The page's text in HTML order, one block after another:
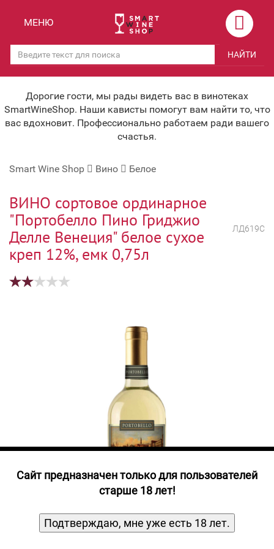
Скидки
Мероприятия
Корпоративным клиентам
Под заказ
Бонусная система
Наша команда
关于我们
Вино крепленое
Вино игристое и Шампанское
Вино безалкогольное
Бренди, Коньяк, Арманьяк
Виски и Бурбон
Пиво и слабоалк. напитки
Ликер
Прочие алкогольные напитки
МЕНЮ
НАЙТИ
Дорогие гости, мы рады видеть вас в винотеках
SmartWineShop. Наши кависты помогут вам найти то, что
вас вдохновит. Профессионально работаем ради вашего
счастья.
Smart Wine Shop Вино Белое
ВИНО сортовое ординарное
"Портобелло Пино Гриджио
Делле Венеция" белое сухое
креп 12%, емк 0,75л
ЛД619С
Cайт предназначен только для пользователей
старше 18 лет!
Подтверждаю, мне уже есть 18 лет.